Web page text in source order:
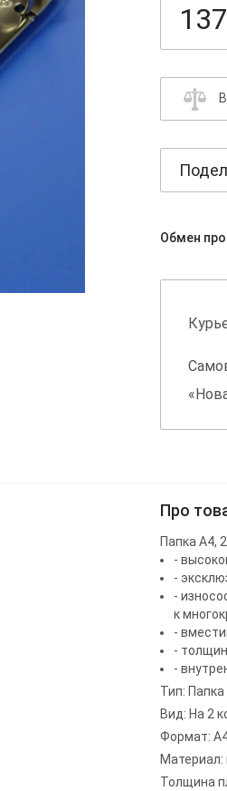
Обмен
Про
Папка А4,
-
-
-
к
-
-
-
Тип: Папка
Вид: На 2
Формат:
Материал:
Толщина